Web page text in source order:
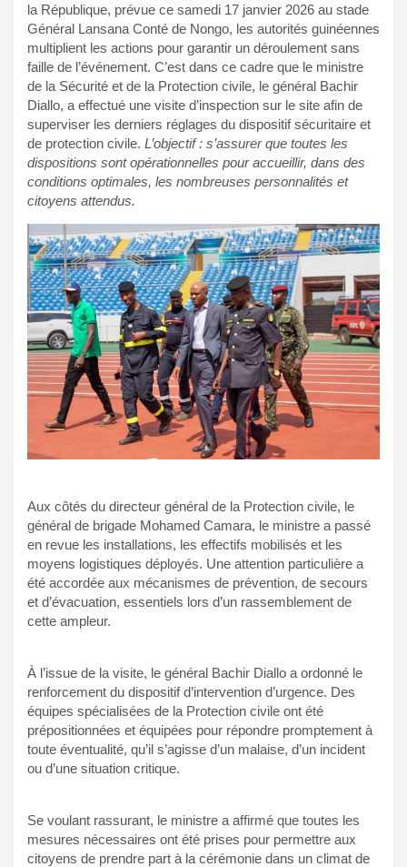
la République, prévue ce samedi 17 janvier 2026 au stade
Général Lansana Conté de Nongo, les autorités guinéennes
multiplient les actions pour garantir un déroulement sans
faille de l’événement. C’est dans ce cadre que le ministre
de la Sécurité et de la Protection civile, le général Bachir
Diallo, a effectué une visite d’inspection sur le site afin de
superviser les derniers réglages du dispositif sécuritaire et
de protection civile. L’objectif : s’assurer que toutes les
dispositions sont opérationnelles pour accueillir, dans des
conditions optimales, les nombreuses personnalités et
citoyens attendus.
Aux côtés du directeur général de la Protection civile, le
général de brigade Mohamed Camara, le ministre a passé
en revue les installations, les effectifs mobilisés et les
moyens logistiques déployés. Une attention particulière a
été accordée aux mécanismes de prévention, de secours
et d’évacuation, essentiels lors d’un rassemblement de
cette ampleur.
À l’issue de la visite, le général Bachir Diallo a ordonné le
renforcement du dispositif d’intervention d’urgence. Des
équipes spécialisées de la Protection civile ont été
prépositionnées et équipées pour répondre promptement à
toute éventualité, qu’il s’agisse d’un malaise, d’un incident
ou d’une situation critique.
Se voulant rassurant, le ministre a affirmé que toutes les
mesures nécessaires ont été prises pour permettre aux
citoyens de prendre part à la cérémonie dans un climat de